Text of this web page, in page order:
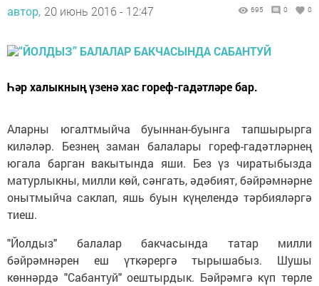
автор, 20 июнь 2016 - 12:47 695 0 0
Һәр халыкның үзенә хас гореф-гадәтләре бар.
Аларны югалтмыйча буыннан-буынга тапшырырга
киләләр. Безнең заман балалары гореф-гадәтләрнең
югала барган вакытында яши. Без үз чиратыбызда
матурлыкны, милли көй, сәнгать, әдәбият, бәйрәмнәрне
онытмыйча саклап, яшь буын күңелендә тәрбияләргә
тиеш.
"Йолдыз" балалар бакчасында татар милли
бәйрәмнәрен еш үткәрергә тырышабыз. Шушы
көннәрдә "Сабантуй" оештырдык. Бәйрәмгә күп төрле